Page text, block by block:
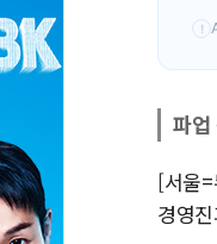
!
파업
[서울
경영